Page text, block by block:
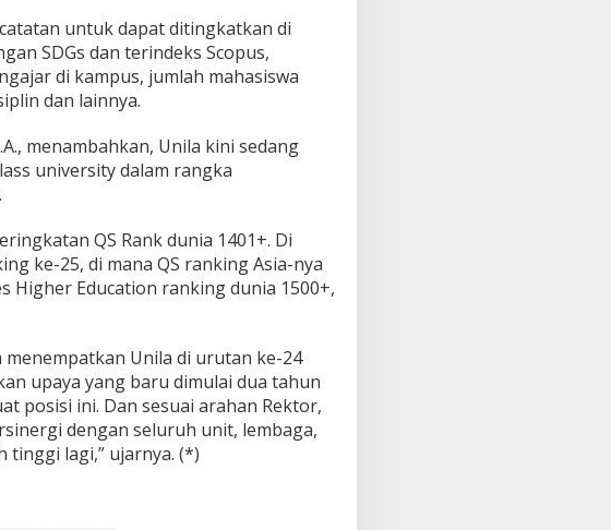
untuk dapat ditingkatkan di
SDGs dan terindeks Scopus,
di kampus, jumlah mahasiswa
dan lainnya.
menambahkan, Unila kini sedang
university dalam rangka
QS Rank dunia 1401+. Di
ke-25, di mana QS ranking Asia-nya
Higher Education ranking dunia 1500+,
Unila di urutan ke-24
upaya yang baru dimulai dua tahun
posisi ini. Dan sesuai arahan Rektor,
dengan seluruh unit, lembaga,
tinggi lagi,” ujarnya. (*)